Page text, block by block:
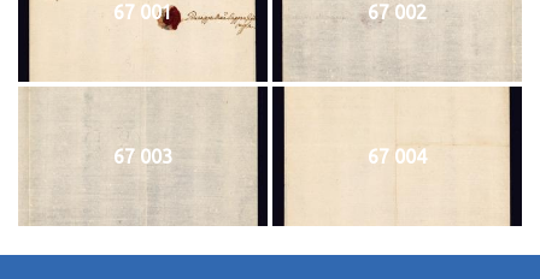
67 001 67 002
67 003 67 004